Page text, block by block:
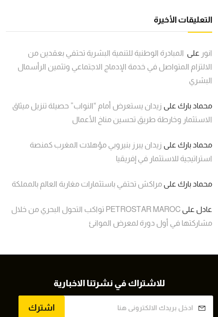
التعليقات الأخيرة
انور على المبادرة الوطنية للتنمية البشرية تحتفي بعقدين من
الالتزام المتواصل في خدمة الإدماج الاجتماعي وتثمين الرأسمال
البشري
محماد بارك على زيدان يستعرض أمام “النواب” حصيلة تنزيل ميثاق
الاستثمار وخارطة طريق تحسين مناخ الأعمال
محماد بارك على زيدان يبرز بنيروبي مؤهلات المغرب كمنصة
استراتيجية للاستثمار في إفريقيا
محماد بارك على مراكش تحتفي باستثمارات مغاربة العالم بالمملكة
عادل على
PETROSTAR MAROC تواكب التحول البحري من خلال
مشاركتها في أول دورة لمعرض الموانئ
للاشتراك في نشرتنا الاخبارية
اشترك